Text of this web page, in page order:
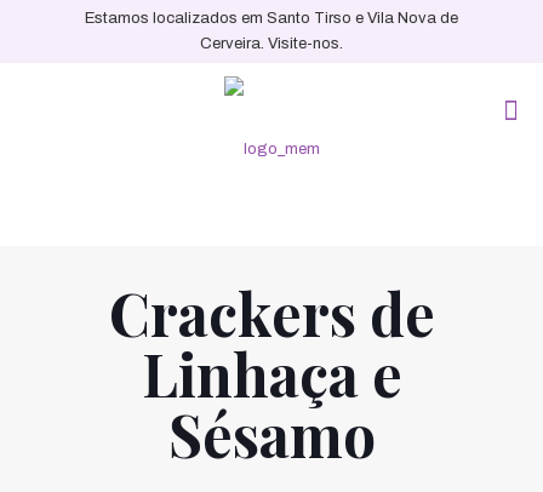
Estamos localizados em Santo Tirso e Vila Nova de
Cerveira. Visite-nos.
Crackers de
Linhaça e
Sésamo